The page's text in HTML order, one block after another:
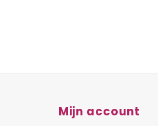
Mijn account